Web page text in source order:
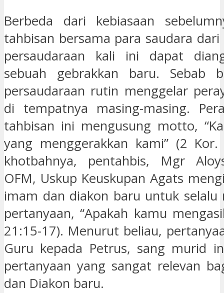
Berbeda dari kebiasaan
tahbisan bersama para saudara
persaudaraan kali ini dapat
sebuah gebrakkan baru. Sebab
persaudaraan rutin menggelar
di tempatnya masing-masing.
tahbisan ini mengusung motto,
yang menggerakkan kami” (2
khotbahnya, pentahbis, Mgr
OFM, Uskup Keuskupan Agats
imam dan diakon baru untuk selalu
pertanyaan, “Apakah kamu
21:15-17). Menurut beliau,
Guru kepada Petrus, sang murid
pertanyaan yang sangat relevan
dan Diakon baru.